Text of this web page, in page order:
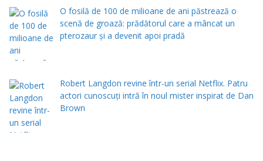
O fosilă de 100 de milioane de ani păstrează o
scenă de groază: prădătorul care a mâncat un
pterozaur și a devenit apoi pradă
Robert Langdon revine într-un serial Netflix. Patru
actori cunoscuți intră în noul mister inspirat de Dan
Brown